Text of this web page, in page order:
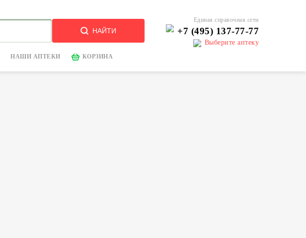
НАЙТИ
НАШИ АПТЕКИ КОРЗИНА
Единая справочная сети
+7 (495) 137-77-77
Выберите аптеку